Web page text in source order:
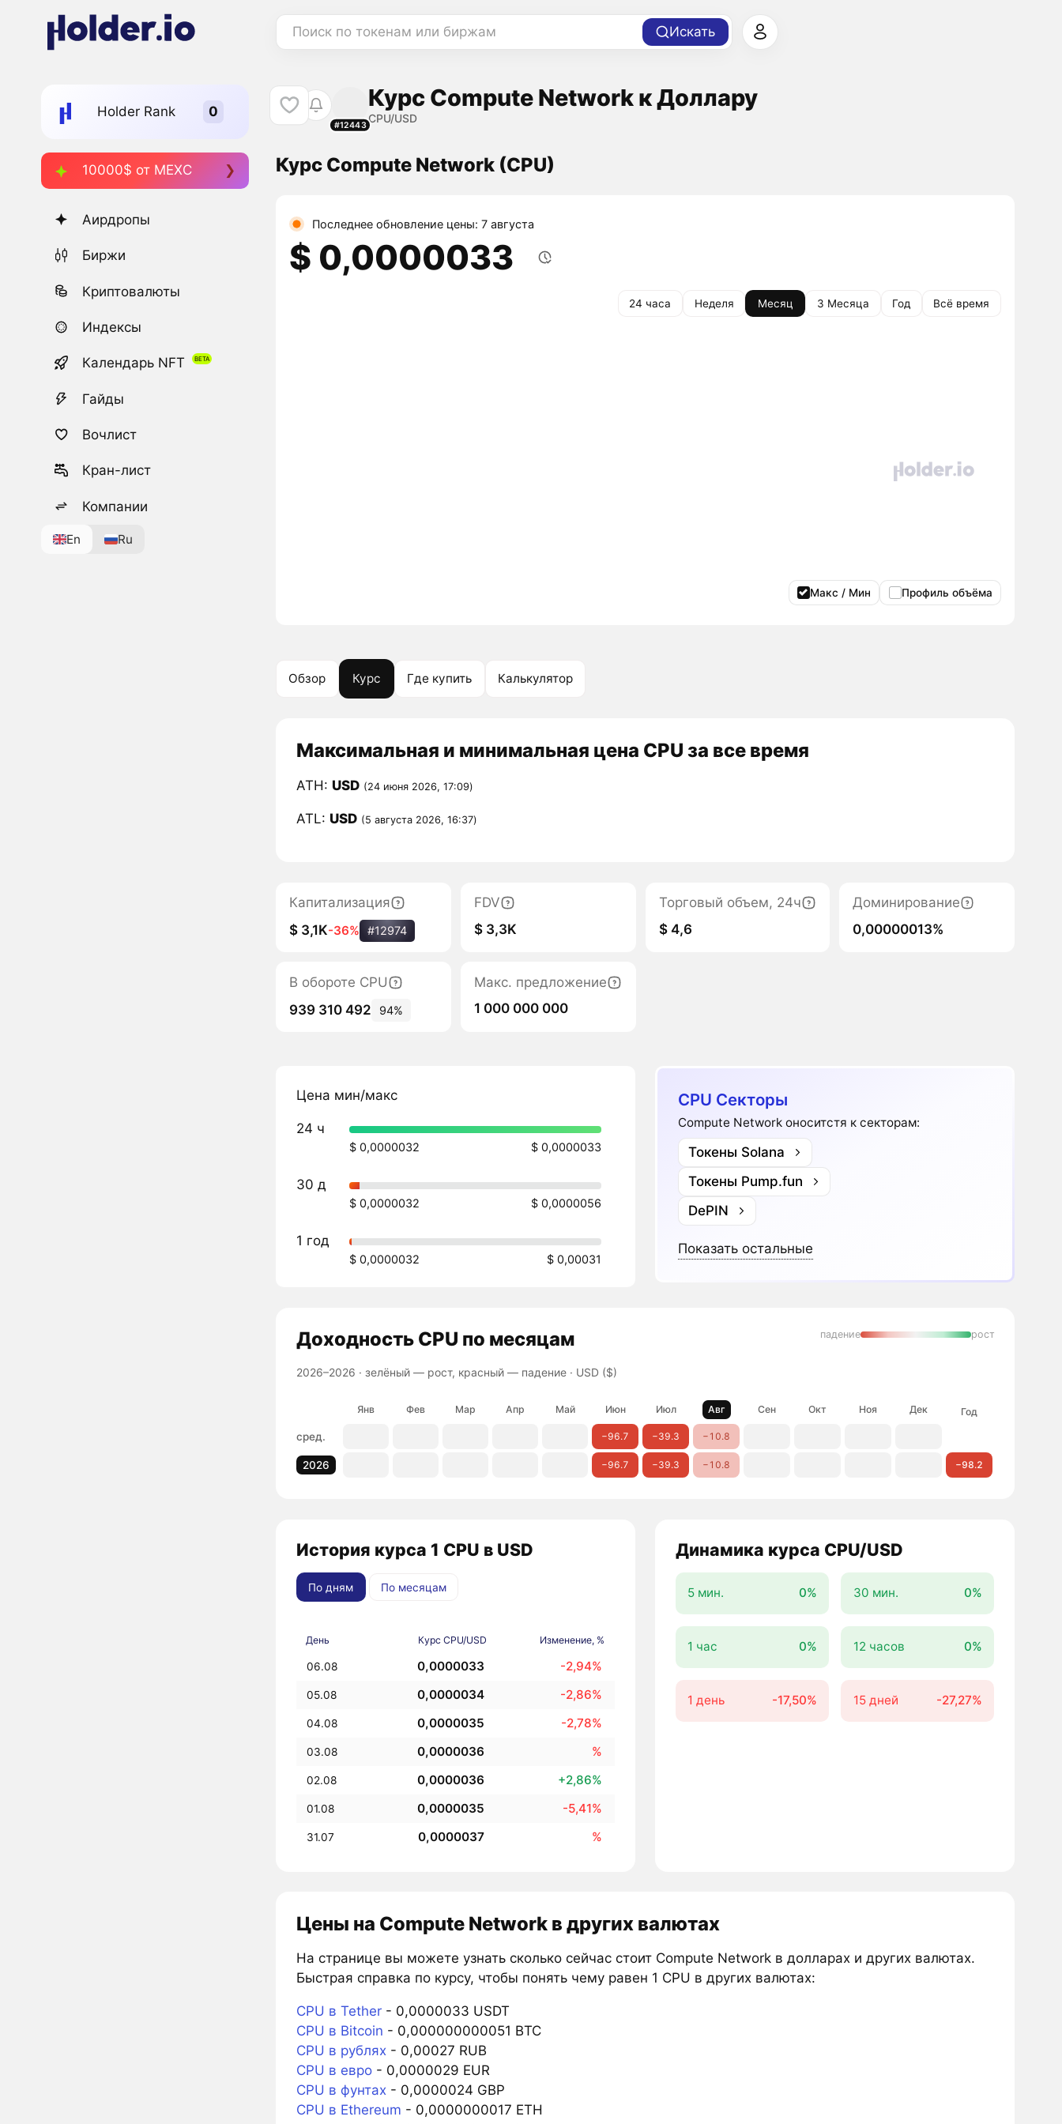
Поиск по токенам или биржам Искать
Holder Rank
10000$ от MEXC
Аирдропы
Биржи
Криптовалюты
Индексы
Календарь NFT
Гайды
Вочлист
Кран-лист
Компании
En Ru
#12443
Курс Compute Network к Доллару
CPU/USD
Курс Compute Network (CPU)
Последнее обновление цены: 7 августа
$ 0,0000033
24 часа Неделя Месяц 3 Месяца Год Всё время
Макс / Мин Профиль объёма
Обзор Курс Где купить Калькулятор
Максимальная и минимальная цена CPU за все время
ATH: USD (24 июня 2026, 17:09)
ATL: USD (5 августа 2026, 16:37)
Капитализация
$ 3,1K-36% #12974
FDV
$ 3,3K
Торговый объем, 24ч
$ 4,6
Доминирование
0,00000013%
В обороте CPU
939 310 492
94%
Макс. предложение
1 000 000 000
Цена мин/макс
24 ч
$ 0,0000032 $ 0,0000033
30 д
$ 0,0000032 $ 0,0000056
1 год
$ 0,0000032 $ 0,00031
CPU Секторы
Compute Network оноситстя к секторам:
Токены Solana
Токены Pump.fun
DePIN
Показать остальные
ДоходностьCPU по месяцам
2026–2026 · зелёный — рост, красный — падение· USD ($)
падение рост
Янв Фев Мар Апр Май Июн Июл Авг Сен Окт Ноя Дек Год
сред. −96.7 −39.3 −10.8
2026 −96.7 −39.3 −10.8 −98.2
История курса 1 CPU в USD
По дням По месяцам
День Курс CPU/USD Изменение, %
06.08 0,0000033 -2,94%
05.08 0,0000034 -2,86%
04.08 0,0000035 -2,78%
03.08 0,0000036 %
02.08 0,0000036 +2,86%
01.08 0,0000035 -5,41%
31.07 0,0000037 %
Динамика курса CPU/USD
5 мин. 0% 30 мин. 0%
1 час 0% 12 часов 0%
1 день -17,50% 15 дней -27,27%
Цены на Compute Network в других валютах
На странице вы можете узнать сколько сейчас стоит Compute Network в долларах и других валютах.
Быстрая справка по курсу, чтобы понять чему равен 1 CPU в других валютах:
CPU в Tether- 0,0000033 USDT
CPU в Bitcoin - 0,000000000051 BTC
CPU в рублях- 0,00027 RUB
CPU в евро- 0,0000029 EUR
CPU в фунтах- 0,0000024 GBP
CPU в Ethereum - 0,0000000017 ETH